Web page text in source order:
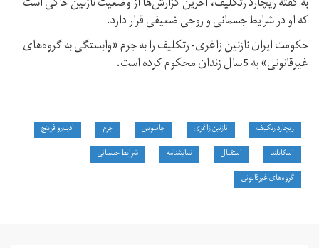
که او در شرایط جسمانی و روحی ضعیفی قرار دارد.
حکومت ایران نازنین زاغری- رتکلیف را به جرم «وابستگی به گروه‌های
غیرقانونی» به 5 سال زندان محکوم کرده است.
​ریچارد رتکلیف نازنین زاغری جاسوس جرم
ادینبرو فرینج
اسکاتلند
استقبال نمایشنامه
شرایط جسمانی
گروه‌های غیرقانونی